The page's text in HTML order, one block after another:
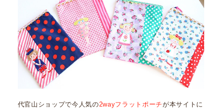
代官山ショップで今人気の2wayフラットポーチが本サイトに